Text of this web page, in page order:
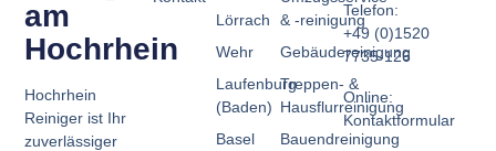
am
Hochrhein
Hochrhein
Reiniger ist Ihr
zuverlässiger
& -reinigung
Gebäudereinigung
Treppen- &
Hausflurreinigung
Bauendreinigung
Lörrach
Wehr
Laufenburg
(Baden)
Basel
Telefon:
+49 (0)1520
7735-126
Online:
Kontaktformular